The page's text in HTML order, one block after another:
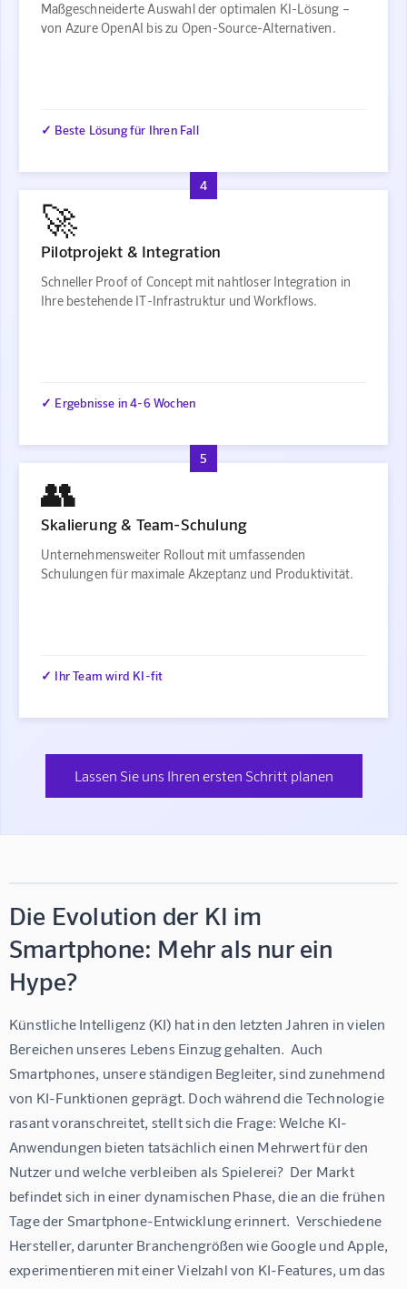
Maßgeschneiderte Auswahl der optimalen KI-Lösung –
von Azure OpenAI bis zu Open-Source-Alternativen.
✓ Beste Lösung für Ihren Fall
4
🚀
Pilotprojekt & Integration
Schneller Proof of Concept mit nahtloser Integration in
Ihre bestehende IT-Infrastruktur und Workflows.
✓ Ergebnisse in 4-6 Wochen
5
👥
Skalierung & Team-Schulung
Unternehmensweiter Rollout mit umfassenden
Schulungen für maximale Akzeptanz und Produktivität.
✓ Ihr Team wird KI-fit
Lassen Sie uns Ihren ersten Schritt planen
Die Evolution der KI im
Smartphone: Mehr als nur ein
Hype?
Künstliche Intelligenz (KI) hat in den letzten Jahren in vielen
Bereichen unseres Lebens Einzug gehalten.  Auch
Smartphones, unsere ständigen Begleiter, sind zunehmend
von KI-Funktionen geprägt. Doch während die Technologie
rasant voranschreitet, stellt sich die Frage: Welche KI-
Anwendungen bieten tatsächlich einen Mehrwert für den
Nutzer und welche verbleiben als Spielerei?  Der Markt
befindet sich in einer dynamischen Phase, die an die frühen
Tage der Smartphone-Entwicklung erinnert.  Verschiedene
Hersteller, darunter Branchengrößen wie Google und Apple,
experimentieren mit einer Vielzahl von KI-Features, um das